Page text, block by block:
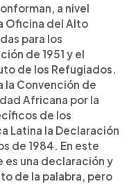
a nivel
Oficina del Alto
para los
de 1951 y el
de los Refugiados.
la Convención de
Africana por la
de los
Latina la Declaración
de 1984. En este
es una declaración y
de la palabra, pero